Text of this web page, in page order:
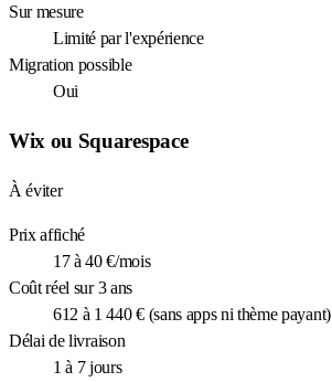
Sur mesure
Limité par l'expérience
Migration possible
Oui
Wix ou Squarespace
À éviter
Prix affiché
17 à 40 €/mois
Coût réel sur 3 ans
612 à 1 440 € (sans apps ni thème payant)
Délai de livraison
1 à 7 jours